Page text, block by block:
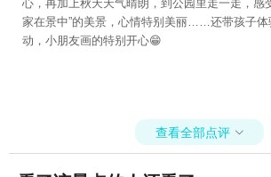


十一网上订了优惠票，约上小伙伴一起来逛逛，
户外田园风光和游乐园，是孩子们的最爱，每次
心，再加上秋天天气晴朗，到公园里走一走，感